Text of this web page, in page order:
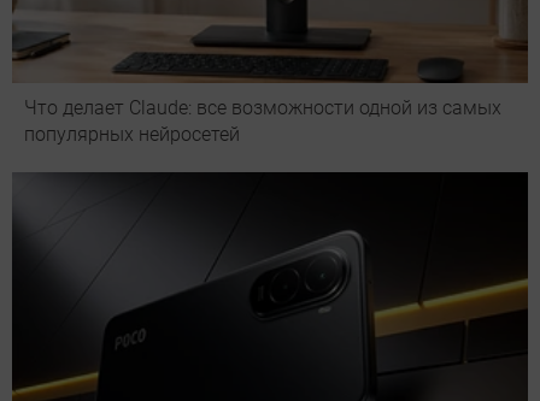
Что делает Сlaude: все возможности одной из самых
популярных нейросетей